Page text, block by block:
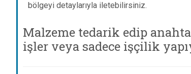
bölgeyi detaylarıyla iletebilirsiniz.
Malzeme tedarik edip
işler veya sadece işçilik